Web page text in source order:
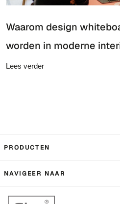
Waarom design
worden in moderne
Lees verder
PRODUCTEN
NAVIGEER NAAR